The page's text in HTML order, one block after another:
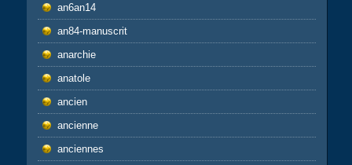
an6an14
an84-manuscrit
anarchie
anatole
ancien
ancienne
anciennes